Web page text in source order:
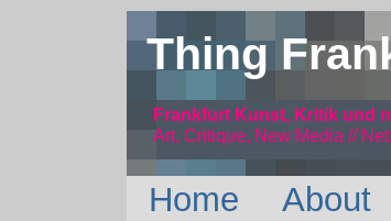
Thing
Frankfurt Kunst, Kritik und
Art, Critique, New Media //
Home About